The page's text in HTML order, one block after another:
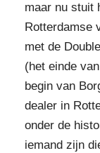
maar nu stuit
Rotterdamse
met de
(het einde
begin van
dealer in
onder de
iemand zijn